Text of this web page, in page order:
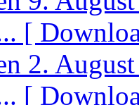
[
2.
[